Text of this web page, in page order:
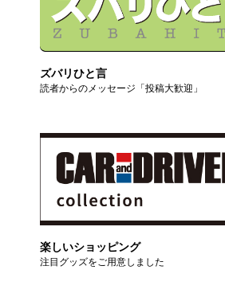
ズバリひと言
読者からのメッセージ「投稿大歓迎」
楽しいショッピング
注目グッズをご用意しました